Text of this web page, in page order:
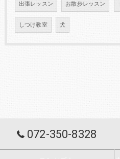
出張レッスン お散歩レッスン
しつけ教室 犬
072-350-8328